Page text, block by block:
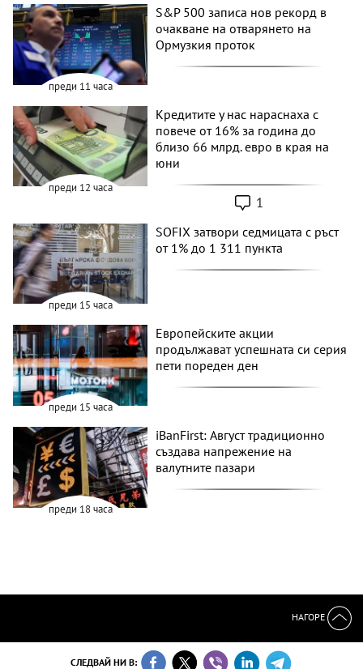
преди 11 часа
S&P 500 записа нов рекорд в
очакване на отварянето на
Ормузкия проток
преди 12 часа
Кредитите у нас нараснаха с
повече от 16% за година до
близо 66 млрд. евро в края на
юни
1
преди 15 часа
SOFIX затвори седмицата с ръст
от 1% до 1 311 пункта
преди 15 часа
Европейските акции
продължават успешната си серия
пети пореден ден
преди 18 часа
iBanFirst: Август традиционно
създава напрежение на
валутните пазари
НАГОРЕ
СЛЕДВАЙ НИ В: